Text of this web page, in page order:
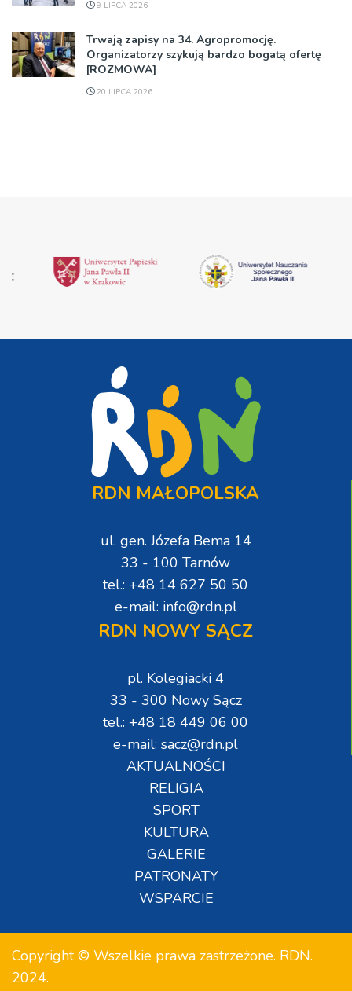
9 LIPCA 2026
Trwają zapisy na 34. Agropromocję.
Organizatorzy szykują bardzo bogatą ofertę
[ROZMOWA]
20 LIPCA 2026
RDN MAŁOPOLSKA
ul. gen. Józefa Bema 14
33 - 100 Tarnów
tel.: +48 14 627 50 50
e-mail: info@rdn.pl
RDN NOWY SĄCZ
pl. Kolegiacki 4
33 - 300 Nowy Sącz
tel.: +48 18 449 06 00
e-mail: sacz@rdn.pl
AKTUALNOŚCI
RELIGIA
SPORT
KULTURA
GALERIE
PATRONATY
WSPARCIE
Copyright © Wszelkie prawa zastrzeżone. RDN.
2024.